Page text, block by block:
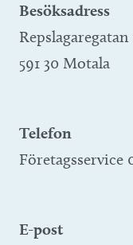
Besöksadress
Repslagaregatan
591 30 Motala
Telefon
Företagsservice
E-post